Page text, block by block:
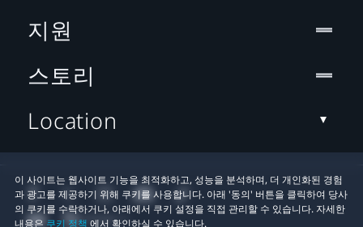
이 사이트는 웹사이트 기능을 최적화하고, 성능을 분석하며, 더 개인화된 경험
과 광고를 제공하기 위해 쿠키를 사용합니다. 아래 '동의' 버튼을 클릭하여 당사
의 쿠키를 수락하거나, 아래에서 쿠키 설정을 직접 관리할 수 있습니다. 자세한
내용은 쿠키 정책 에서 확인하실 수 있습니다.
지원
스토리
Location